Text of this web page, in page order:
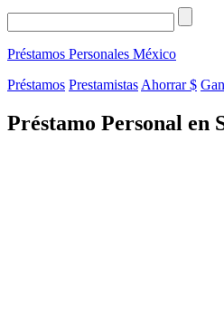
Préstamos Personales México
Préstamos Prestamistas Ahorrar $
Préstamo Personal en